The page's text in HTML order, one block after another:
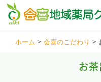
会喜地域薬局グ
ホーム > 会喜のこだわり >
お茶